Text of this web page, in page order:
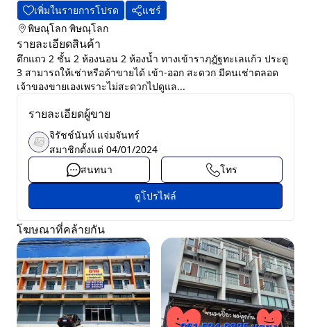
เพิ่มในรายการโปรด
แชร์
พิษณุโลก พิษณุโลก
รายละเอียดสินค้า
ตึกแถว 2 ชั้น 2 ห้องนอน 2 ห้องน้ำ ทางเข้าราฦฎัฐทะเลแก้ว ประตู
3 สามารถให้เช่าหรือค้าขายได้ เข้า-ออก สะดวก มีคนเช่าตลอด
เจ้าของขายเองเพราะไม่สะดวกไปดูแล...
รายละเอียดผู้ขาย
จิรัชช์นันท์ แจ่มจันทร์
สมาชิกตั้งแต่ 04/01/2024
สนทนา
โทร
ดูโปรไฟล์
โฆษณาที่คล้ายกัน